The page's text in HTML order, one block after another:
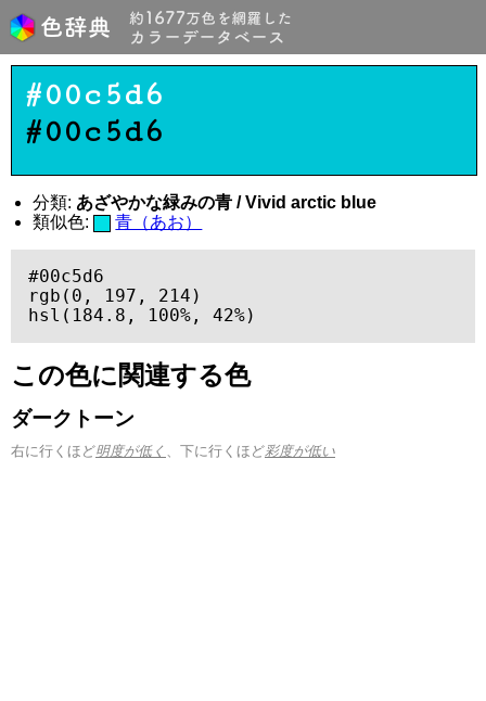
#00c5d6
#00c5d6
分類: あざやかな緑みの青 / Vivid arctic blue
類似色:
青（あお）
#00c5d6
rgb(0, 197, 214)
hsl(184.8, 100%, 42%)
この色に関連する色
ダークトーン
右に行くほど明度が低く 、下に行くほど彩度が低い